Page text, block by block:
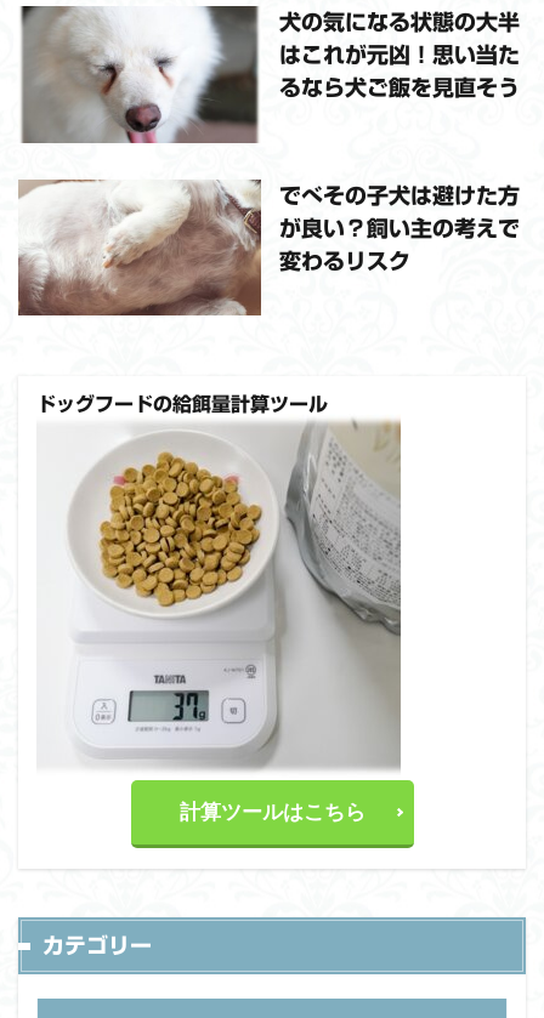
犬の気になる状態の大半
はこれが元凶！思い当た
るなら犬ご飯を見直そう
でべその子犬は避けた方
が良い？飼い主の考えで
変わるリスク
ドッグフードの給餌量計算ツール
計算ツールはこちら
カテゴリー